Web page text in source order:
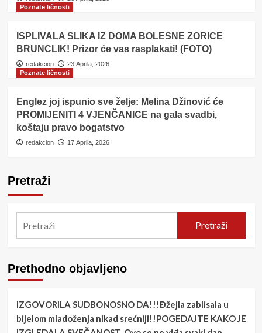
Poznate ličnosti
ISPLIVALA SLIKA IZ DOMA BOLESNE ZORICE
BRUNCLIK! Prizor će vas rasplakati! (FOTO)
redakcion
23 Aprila, 2026
Poznate ličnosti
Englez joj ispunio sve želje: Melina Džinović će
PROMIJENITI 4 VJENČANICE na gala svadbi,
koštaju pravo bogatstvo
redakcion 17 Aprila, 2026
Pretraži
Pretraži
Prethodno objavljeno
IZGOVORILA SUDBONOSNO DA!!!Đžejla zablisala u
bijelom mladoženja nikad srećniji!!POGEDAJTE KAKO JE